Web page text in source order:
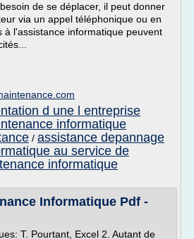
de se déplacer, il peut donner
via un appel téléphonique ou en
à l'assistance informatique peuvent
d une l entreprise
informatique
/ assistance depannage
au service de
informatique
Informatique Pdf -
T. Pourtant, Excel 2. Autant de